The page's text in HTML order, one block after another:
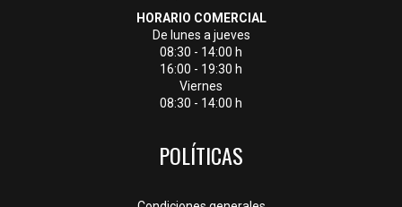
HORARIO COMERCIAL
De lunes a jueves
08:30 - 14:00 h
16:00 - 19:30 h
Viernes
08:30 - 14:00 h
POLÍTICAS